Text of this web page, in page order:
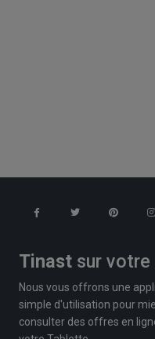
Tinast sur
Nous vous offrons une
simple d'utilisation pour
consulter des offres en